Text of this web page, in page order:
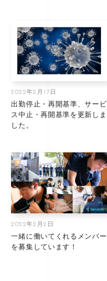
2022年2月17日
出勤停止・再開基準、サービ
ス中止・再開基準を更新しま
した。
2022年2月2日
一緒に働いてくれるメンバー
を募集しています！